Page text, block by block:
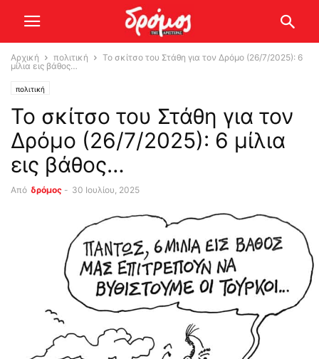
Αρχική πολιτική
Το σκίτσο του Στάθη για τον Δρόμο (26/7/2025): 6
μίλια εις βάθος…
πολιτική
Το σκίτσο του Στάθη για τον
Δρόμο (26/7/2025): 6 μίλια
εις βάθος…
Από δρόμος - 30 Ιουλίου, 2025